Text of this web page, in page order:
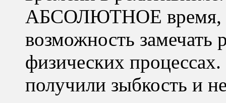
АБСОЛЮТНОЕ время,
возможность замечать
физических
получили зыбкость и